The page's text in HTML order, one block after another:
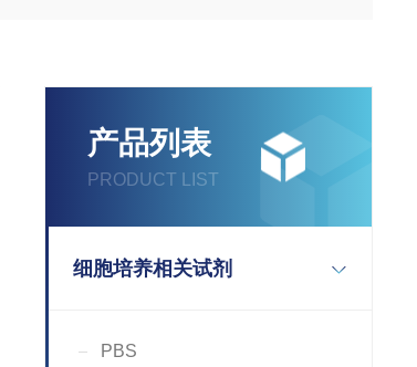
产品列表
PRODUCT LIST
细胞培养相关试剂
PBS